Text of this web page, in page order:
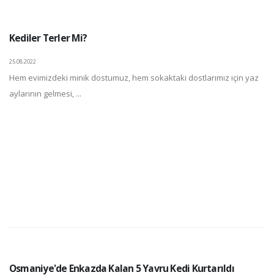
Kediler Terler Mi?
25.08.2022
Hem evimizdeki minik dostumuz, hem sokaktaki dostlarımız için yaz
aylarının gelmesi, ...
Osmaniye'de Enkazda Kalan 5 Yavru Kedi Kurtarıldı